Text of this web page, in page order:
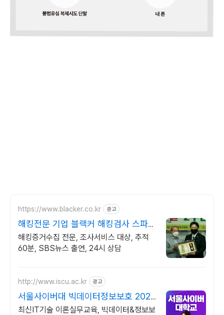
https://www.blacker.co.kr 광고
해킹전문 기업 블랙커 해킹검사 스파이
앱 탐지 전문
해킹증거수집 전문, 조사서비스 대상, 추적
60분, SBS뉴스 출연, 24시 상담
http://www.iscu.ac.kr 광고
서울사이버대 빅데이터정보보호 2026
가을학기 신편입생
최신IT기술 이론실무교육, 빅데이터&정보보